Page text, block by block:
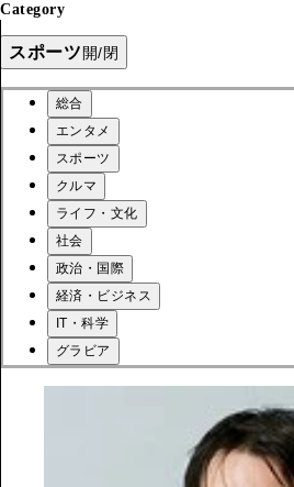
Category
スポーツ開/閉
総合
エンタメ
スポーツ
クルマ
ライフ・文化
社会
政治・国際
経済・ビジネス
IT・科学
グラビア